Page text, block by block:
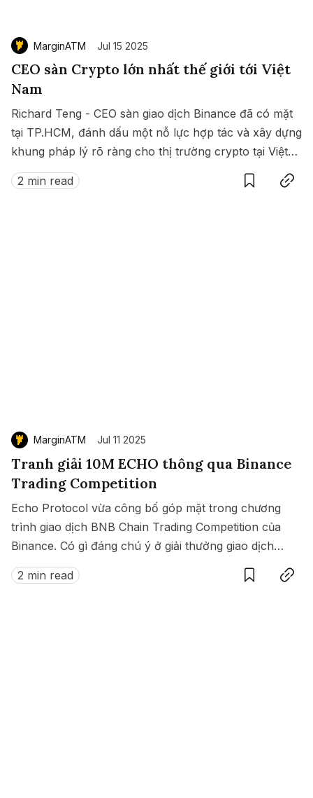
MarginATM Jul 15 2025
CEO sàn Crypto lớn nhất thế giới tới Việt
Nam
Richard Teng - CEO sàn giao dịch Binance đã có mặt
tại TP.HCM, đánh dấu một nỗ lực hợp tác và xây dựng
khung pháp lý rõ ràng cho thị trường crypto tại Việt
Nam.
2 min read
SaveCopy link
MarginATM Jul 11 2025
Tranh giải 10M ECHO thông qua Binance
Trading Competition
Echo Protocol vừa công bố góp mặt trong chương
trình giao dịch BNB Chain Trading Competition của
Binance. Có gì đáng chú ý ở giải thưởng giao dịch
này?
2 min read
SaveCopy link